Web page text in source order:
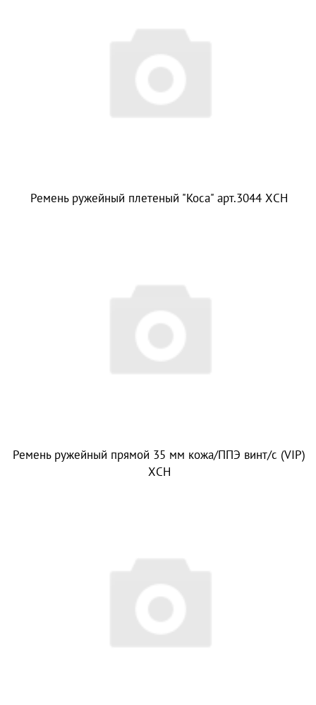
Ремень ружейный плетеный "Коса" арт.3044 ХСН
Ремень ружейный прямой 35 мм кожа/ППЭ винт/с (VIP)
ХСН